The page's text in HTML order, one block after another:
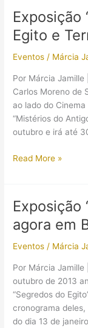
Egípcio
Itinerante
Exposição
Egito e
Eventos / Márcia
Por Márcia
Carlos Moreno de
ao lado do
“Mistérios do
outubro e irá até
Exposição
Egito
e
Santa”
(SP)
Read More »
Exposição
agora em
Eventos / Márcia
Por Márcia
outubro de 2013
“Segredos do
cronograma
do dia 13 de